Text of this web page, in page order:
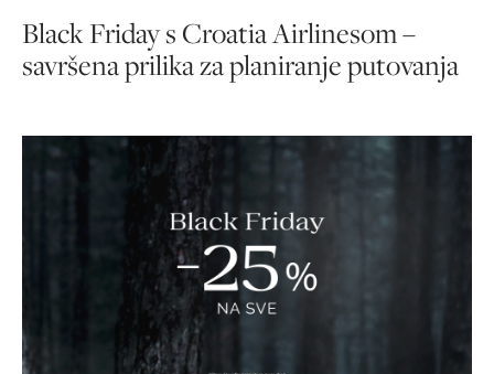
Black Friday s Croatia Airlinesom –
savršena prilika za planiranje putovanja